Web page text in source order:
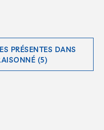
PRÉSENTES DANS
(5)